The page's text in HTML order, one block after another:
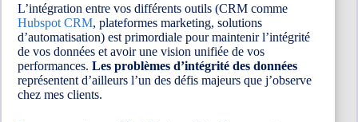
L’intégration entre vos différents outils (CRM comme
Hubspot CRM, plateformes marketing, solutions
d’automatisation) est primordiale pour maintenir l’intégrité
de vos données et avoir une vision unifiée de vos
performances. Les problèmes d’intégrité des données
représentent d’ailleurs l’un des défis majeurs que j’observe
chez mes clients.